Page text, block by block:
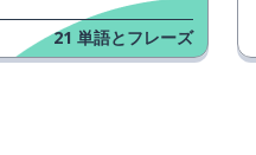
21 単語とフレーズ